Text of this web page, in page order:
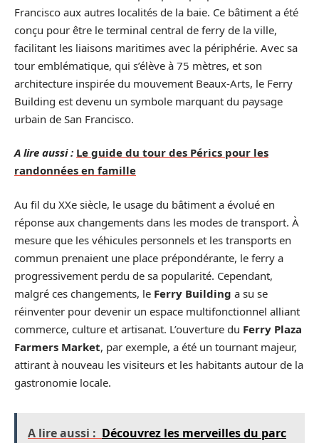
Francisco aux autres localités de la baie. Ce bâtiment a été
conçu pour être le terminal central de ferry de la ville,
facilitant les liaisons maritimes avec la périphérie. Avec sa
tour emblématique, qui s’élève à 75 mètres, et son
architecture inspirée du mouvement Beaux-Arts, le Ferry
Building est devenu un symbole marquant du paysage
urbain de San Francisco.
A lire aussi : Le guide du tour des Pérics pour les
randonnées en famille
Au fil du XXe siècle, le usage du bâtiment a évolué en
réponse aux changements dans les modes de transport. À
mesure que les véhicules personnels et les transports en
commun prenaient une place prépondérante, le ferry a
progressivement perdu de sa popularité. Cependant,
malgré ces changements, le Ferry Building a su se
réinventer pour devenir un espace multifonctionnel alliant
commerce, culture et artisanat. L’ouverture du Ferry Plaza
Farmers Market, par exemple, a été un tournant majeur,
attirant à nouveau les visiteurs et les habitants autour de la
gastronomie locale.
A lire aussi : Découvrez les merveilles du parc